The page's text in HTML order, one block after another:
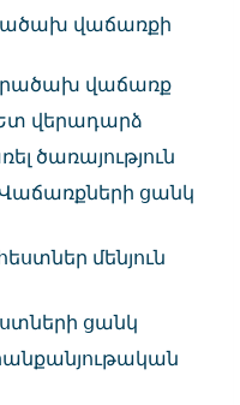
վաճառքի
վաճառք
վերադարձ
ծառայություն
ցանկ
մենյուն
ցանկ